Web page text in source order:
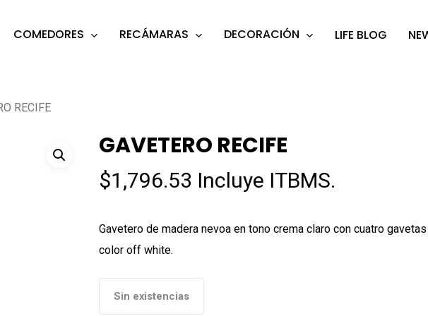
COMEDORES RECÁMARAS DECORACIÓN LIFE BLOG
RECIFE
GAVETERO RECIFE
$1,796.53 Incluye ITBMS.
Gavetero de madera nevoa en tono crema claro con cuatro
color off white.
Sin existencias